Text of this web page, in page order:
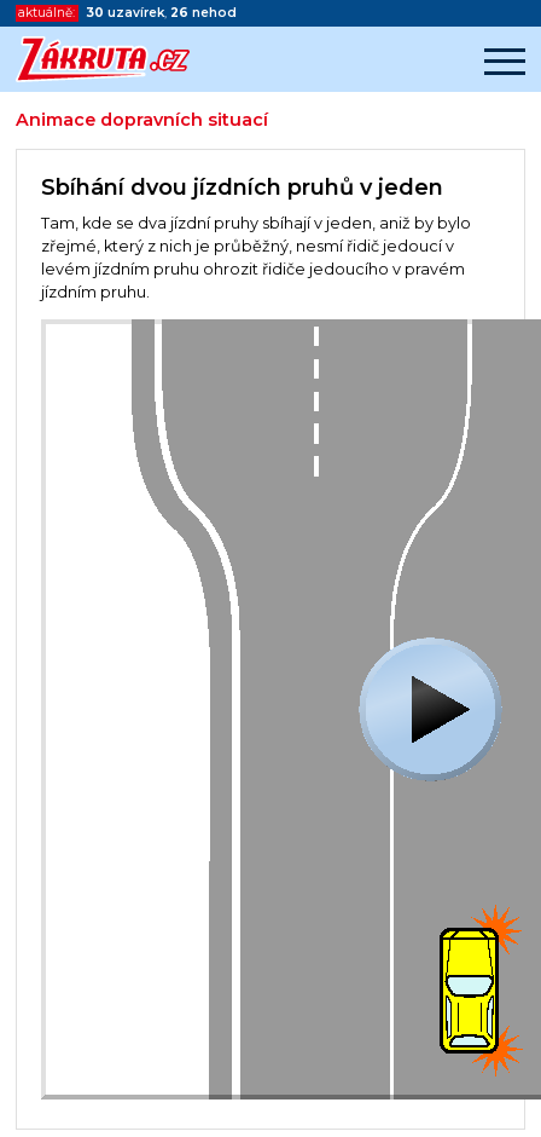
aktuálně: 30 uzavírek, 26 nehod
Animace dopravních situací
Začátek reklamy
Sbíhání dvou jízdních pruhů v jeden
Tam, kde se dva jízdní pruhy sbíhají v jeden, aniž by bylo
zřejmé, který z nich je průběžný, nesmí řidič jedoucí v
levém jízdním pruhu ohrozit řidiče jedoucího v pravém
jízdním pruhu.